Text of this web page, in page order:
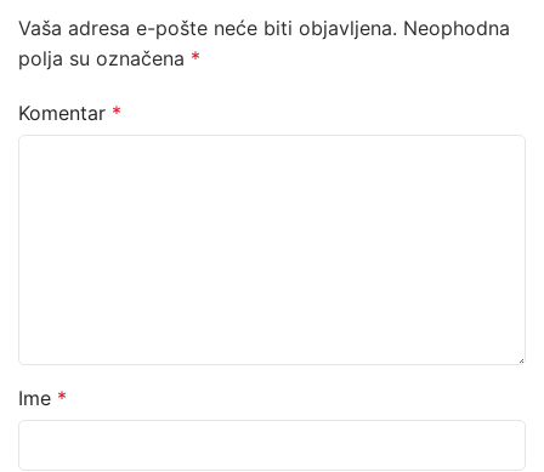
Vaša adresa e-pošte neće biti objavljena. Neophodna
polja su označena *
Komentar *
Ime *